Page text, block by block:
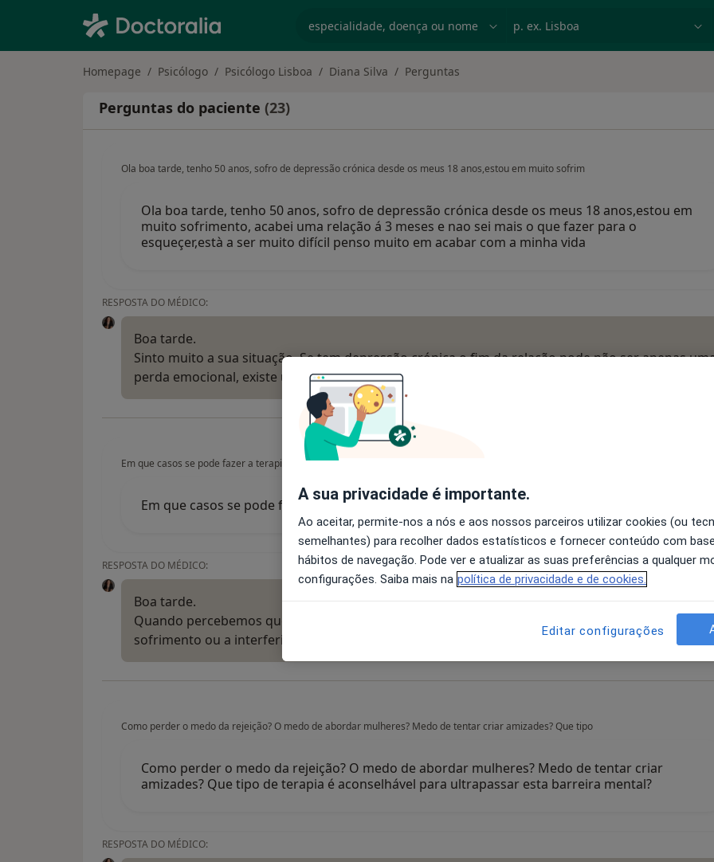
Homepage Psicólogo Psicólogo Lisboa Diana Silva Perguntas
Perguntas do paciente (23)
Ola boa tarde, tenho 50 anos, sofro de depressão crónica desde os meus 18 anos,estou em muito sofrim
Ola boa tarde, tenho 50 anos, sofro de depressão crónica desde os meus 18 anos,estou em
muito sofrimento, acabei uma relação á 3 meses e nao sei mais o que fazer para o
esqueçer,està a ser muito difícil penso muito em acabar com a minha vida
RESPOSTA DO MÉDICO:
Boa tarde.
Sinto muito a sua situação. Se tem depressão crónica o fim da relação pode não ser apenas
perda emocional, existe um impacto profundo que intensifica o sofrimento e é mais…
Em que casos se pode fazer a terapia cognitiva comportamental?
Em que casos se pode fazer a terapia cognitiva comportamental?
RESPOSTA DO MÉDICO:
Boa tarde.
Quando percebemos que os nossos pensamentos, emoções ou comportamentos estão a
sofrimento ou a interferir no nosso bem estar, a terapia cognitivo comportamental pode
Como perder o medo da rejeição? O medo de abordar mulheres? Medo de tentar criar amizades? Que tipo
Como perder o medo da rejeição? O medo de abordar mulheres? Medo de tentar criar
amizades? Que tipo de terapia é aconselhável para ultrapassar esta barreira mental?
RESPOSTA DO MÉDICO:
A sua privacidade é importante.
Ao aceitar, permite-nos a nós e aos nossos parceiros utilizar cookies (ou
semelhantes) para recolher dados estatísticos e fornecer conteúdo com
hábitos de navegação. Pode ver e atualizar as suas preferências a qualquer
configurações. Saiba mais na política de privacidade e de cookies.
Editar configurações